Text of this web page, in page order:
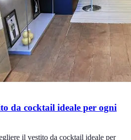
da cocktail ideale per ogni
il vestito da cocktail ideale per